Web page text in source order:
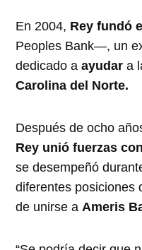
En 2004, Rey fundó
Peoples Bank—, un
dedicado aayudar a
Carolina del Norte.
Después de ocho
Rey unió fuerzas
se desempeñó
diferentes posiciones
de unirse a Ameris